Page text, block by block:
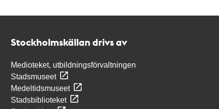
Stockholmskällan drivs av
Medioteket, utbildningsförvaltningen
Stadsmuseet
Medeltidsmuseet
Stadsbiblioteket